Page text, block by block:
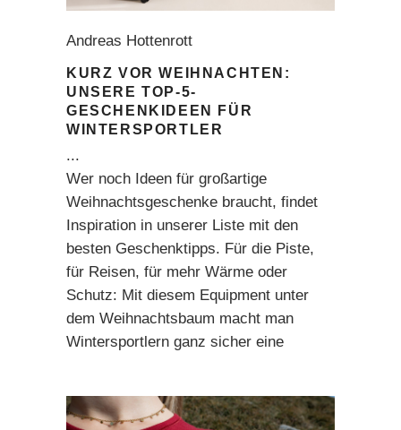
Andreas Hottenrott
KURZ VOR WEIHNACHTEN:
UNSERE TOP-5-
GESCHENKIDEEN FÜR
WINTERSPORTLER
Wer noch Ideen für großartige
Weihnachtsgeschenke braucht, findet
Inspiration in unserer Liste mit den
besten Geschenktipps. Für die Piste,
für Reisen, für mehr Wärme oder
Schutz: Mit diesem Equipment unter
dem Weihnachtsbaum macht man
Wintersportlern ganz sicher eine